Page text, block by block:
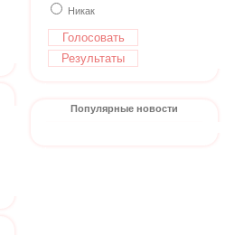
Никак
Популярные новости